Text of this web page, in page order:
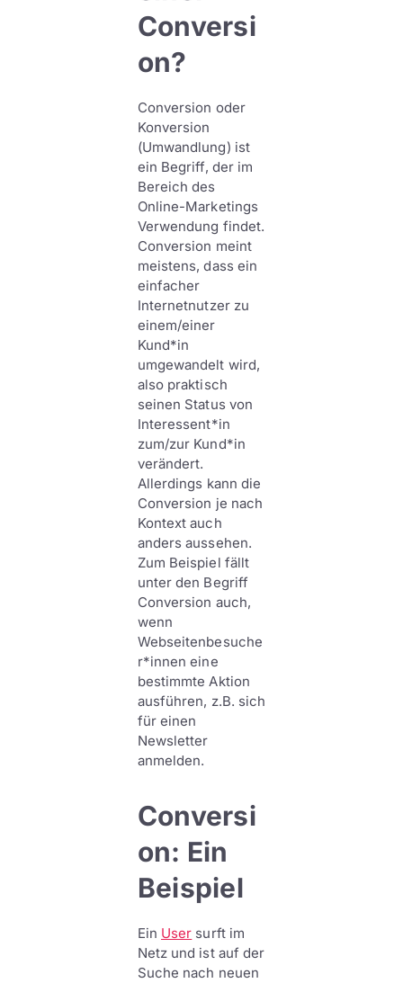
Conversi
on?
Conversion oder
Konversion
(Umwandlung) ist
ein Begriff, der im
Bereich des
Online-Marketings
Verwendung findet.
Conversion meint
meistens, dass ein
einfacher
Internetnutzer zu
einem/einer
Kund*in
umgewandelt wird,
also praktisch
seinen Status von
Interessent*in
zum/zur Kund*in
verändert.
Allerdings kann die
Conversion je nach
Kontext auch
anders aussehen.
Zum Beispiel fällt
unter den Begriff
Conversion auch,
wenn
Webseitenbesuche
r*innen eine
bestimmte Aktion
ausführen, z.B. sich
für einen
Newsletter
anmelden.
Conversi
on: Ein
Beispiel
Ein User surft im
Netz und ist auf der
Suche nach neuen